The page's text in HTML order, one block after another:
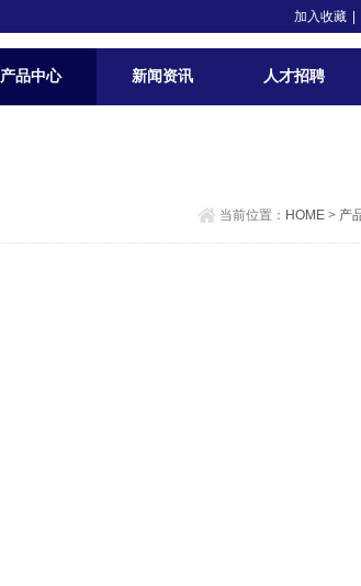
产品中心 新闻资讯 人才招聘
加入收藏
当前位置： HOME> 产